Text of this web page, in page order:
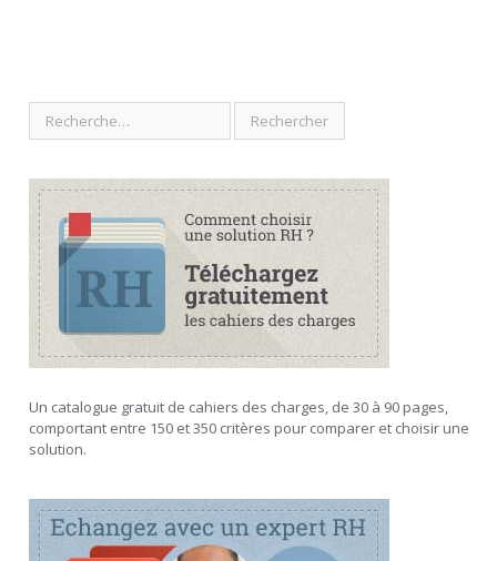
Un catalogue gratuit de cahiers des charges, de 30 à 90 pages,
comportant entre 150 et 350 critères pour comparer et choisir une
solution.